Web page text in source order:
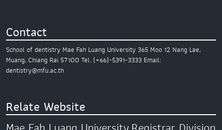
Contact
School of dentistry Mae Fah Luang University 365 Moo 12 Nang Lae,
Muang,Chiang Rai 57100 Tel. (+66)-5391-3333 Email:
dentistry@mfu.ac.th
Relate Website